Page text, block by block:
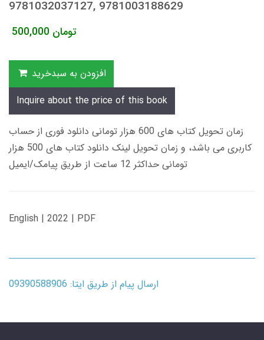
9781032037127, 9781003188629
500,000 تومان
افزودن به سبدخرید
Inquire about the price of this book
زمان تحویل کتاب های 600 هزار تومانی دانلود فوری از حساب
کاربری می باشد، و زمان تحویل لینک دانلود کتاب های 500 هزار
تومانی حداکثر 12 ساعت از طریق پیامک/ایمیل
English | 2022 | PDF
ارسال پیام از طریق ایتا: 09390588906